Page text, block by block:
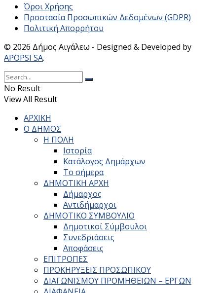
Όροι Χρήσης
Προστασία Προσωπικών Δεδομένων (GDPR)
Πολιτική Απορρήτου
© 2026 Δήμος Αιγάλεω - Designed & Developed by
APOPSI SA.
No Result
View All Result
ΑΡΧΙΚΗ
Ο ΔΗΜΟΣ
Η ΠΟΛΗ
Ιστορία
Κατάλογος Δημάρχων
Το σήμερα
ΔΗΜΟΤΙΚΗ ΑΡΧΗ
Δήμαρχος
Αντιδήμαρχοι
ΔΗΜΟΤΙΚΟ ΣΥΜΒΟΥΛΙΟ
Δημοτικοί Σύμβουλοι
Συνεδριάσεις
Αποφάσεις
ΕΠΙΤΡΟΠΕΣ
ΠΡΟΚΗΡΥΞΕΙΣ ΠΡΟΣΩΠΙΚΟΥ
ΔΙΑΓΩΝΙΣΜΟΥ ΠΡΟΜΗΘΕΙΩΝ – ΕΡΓΩΝ